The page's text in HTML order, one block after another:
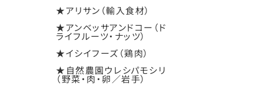
★アリサン（輸入食材）
★アンベッサアンドコー（ド
ライフルーツ・ナッツ）
★イシイフーズ（鶏肉）
★自然農園ウレシパモシリ
（野菜・肉・卵／岩手）